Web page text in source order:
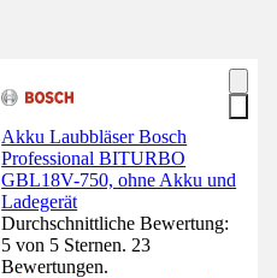
Akku Laubbläser Bosch
Professional BITURBO
GBL18V-750, ohne Akku und
Ladegerät
Durchschnittliche Bewertung:
5 von 5 Sternen. 23
Bewertungen.